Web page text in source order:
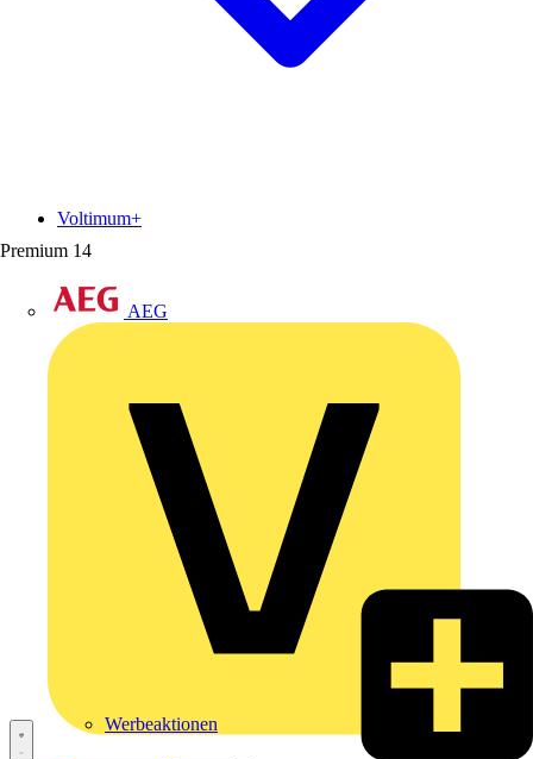
Premium 14
AEG
Voltimum+
Werbeaktionen